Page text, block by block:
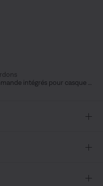
casque QuietComfort 25 – Appareils Apple